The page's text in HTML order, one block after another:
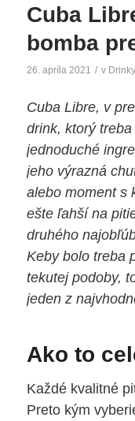
Cuba
bomba
26. apríla 2021 / v
Cuba Libre, v
drink, ktorý
jednoduché
jeho výrazná
alebo moment s
ešte ľahší na
druhého
Keby bolo treba
tekutej podoby,
jeden z
Ako to
Každé kvalitné
Preto kým